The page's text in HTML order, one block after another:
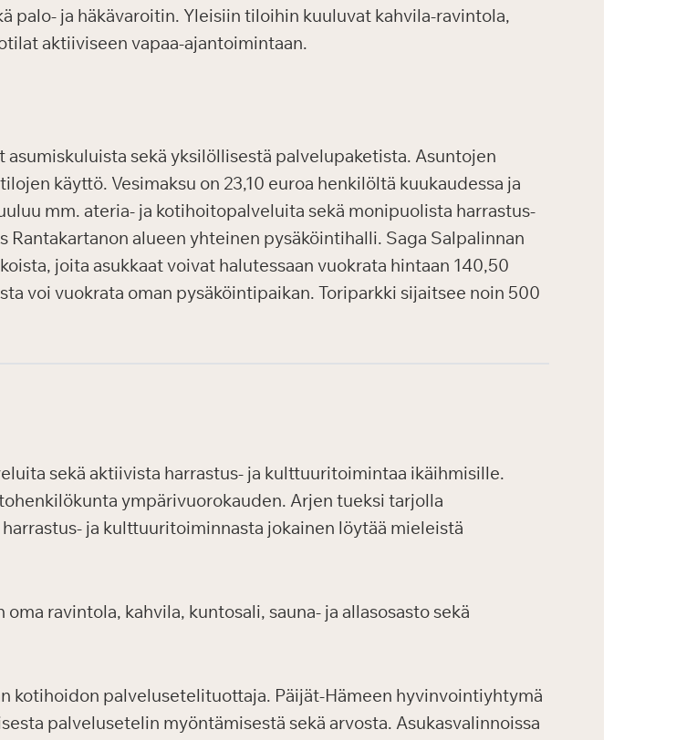
palo- ja häkävaroitin. Yleisiin tiloihin kuuluvat kahvila-ravintola,
aktiiviseen vapaa-ajantoimintaan.
sekä yksilöllisestä palvelupaketista. Asuntojen
käyttö. Vesimaksu on 23,10 euroa henkilöltä kuukaudessa ja
mm. ateria- ja kotihoitopalveluita sekä monipuolista harrastus-
alueen yhteinen pysäköintihalli. Saga Salpalinnan
joita asukkaat voivat halutessaan vuokrata hintaan 140,50
voi vuokrata oman pysäköintipaikan. Toriparkki sijaitsee noin 500
sekä aktiivista harrastus- ja kulttuuritoimintaa ikäihmisille.
ympärivuorokauden. Arjen tueksi tarjolla
ja kulttuuritoiminnasta jokainen löytää mieleistä
ravintola, kahvila, kuntosali, sauna- ja allasosasto sekä
kotihoidon palvelusetelituottaja. Päijät-Hämeen hyvinvointiyhtymä
palvelusetelin myöntämisestä sekä arvosta. Asukasvalinnoissa